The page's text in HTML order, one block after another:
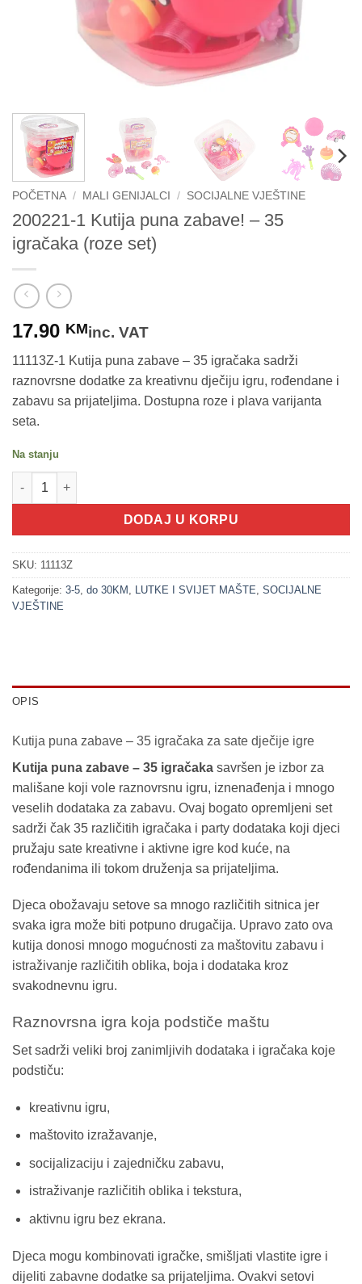
POČETNA / MALI GENIJALCI / SOCIJALNE VJEŠTINE
200221-1 Kutija puna zabave! – 35
igračaka (roze set)
17.90 KMinc. VAT
11113Z-1 Kutija puna zabave – 35 igračaka sadrži
raznovrsne dodatke za kreativnu dječiju igru, rođendane i
zabavu sa prijateljima. Dostupna roze i plava varijanta
seta.
Na stanju
200221-1 Kutija puna zabave! - 35 igračaka (roze set) količina
DODAJ U KORPU
SKU: 11113Z
Kategorije: 3-5 do 30KM LUTKE I SVIJET MAŠTE SOCIJALNE
VJEŠTINE
OPIS
Kutija puna zabave – 35 igračaka za sate dječije igre
Kutija puna zabave – 35 igračaka savršen je izbor za
mališane koji vole raznovrsnu igru, iznenađenja i mnogo
veselih dodataka za zabavu. Ovaj bogato opremljeni set
sadrži čak 35 različitih igračaka i party dodataka koji djeci
pružaju sate kreativne i aktivne igre kod kuće, na
rođendanima ili tokom druženja sa prijateljima.
Djeca obožavaju setove sa mnogo različitih sitnica jer
svaka igra može biti potpuno drugačija. Upravo zato ova
kutija donosi mnogo mogućnosti za maštovitu zabavu i
istraživanje različitih oblika, boja i dodataka kroz
svakodnevnu igru.
Raznovrsna igra koja podstiče maštu
Set sadrži veliki broj zanimljivih dodataka i igračaka koje
podstiču:
kreativnu igru,
maštovito izražavanje,
socijalizaciju i zajedničku zabavu,
istraživanje različitih oblika i tekstura,
aktivnu igru bez ekrana.
Djeca mogu kombinovati igračke, smišljati vlastite igre i
dijeliti zabavne dodatke sa prijateljima. Ovakvi setovi